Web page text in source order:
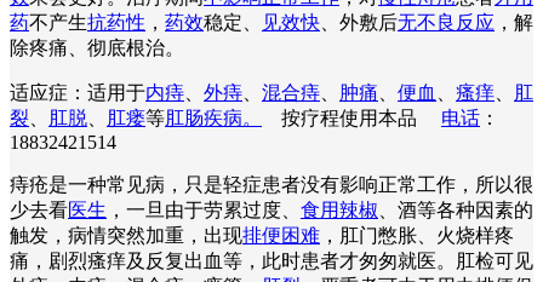
药不产生抗药性 ， 药效稳定、 见效快 、外敷后无不良反应 ，解
除疼痛、彻底根治。
适应症：适用于内痔 外痔 混合痔 肿痛 便血 瘙痒
肛
裂
肛脱 肛瘘等肛肠疾病。 按疗程使用本品 电话 ：
18832421514
痔疮是一种常见病，只是轻症患者没有影响正常工作，所以很
少去看医生 ，一旦由于劳累过度、 食用辣椒 、酒等各种因素的
触发，病情突然加重，出现排便困难 ，肛门憋胀、火烧样疼
痛，剧烈瘙痒及反复出血等，此时患者才匆匆就医。肛检可见